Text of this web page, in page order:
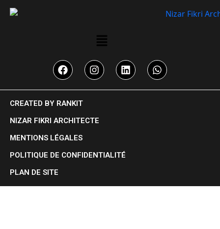
CREATED BY RANKIT
NIZAR FIKRI ARCHITECTE
MENTIONS LÉGALES
POLITIQUE DE CONFIDENTIALITÉ
PLAN DE SITE